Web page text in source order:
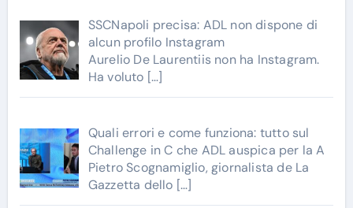
SSCNapoli precisa: ADL non dispone di
alcun profilo Instagram
Aurelio De Laurentiis non ha Instagram.
Ha voluto […]
Quali errori e come funziona: tutto sul
Challenge in C che ADL auspica per la A
Pietro Scognamiglio, giornalista de La
Gazzetta dello […]